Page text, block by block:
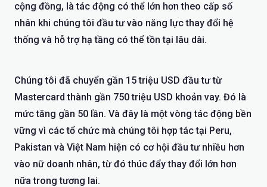
cộng đồng, là tác động có thể lớn hơn theo cấp số
nhân khi chúng tôi đầu tư vào năng lực thay đổi hệ
thống và hỗ trợ hạ tầng có thể tồn tại lâu dài.
Chúng tôi đã chuyển gần 15 triệu USD đầu tư từ
Mastercard thành gần 750 triệu USD khoản vay. Đó là
mức tăng gần 50 lần. Và đây là một vòng tác động bền
vững vì các tổ chức mà chúng tôi hợp tác tại Peru,
Pakistan và Việt Nam hiện có cơ hội đầu tư nhiều hơn
vào nữ doanh nhân, từ đó thúc đẩy thay đổi lớn hơn
nữa trong tương lai.